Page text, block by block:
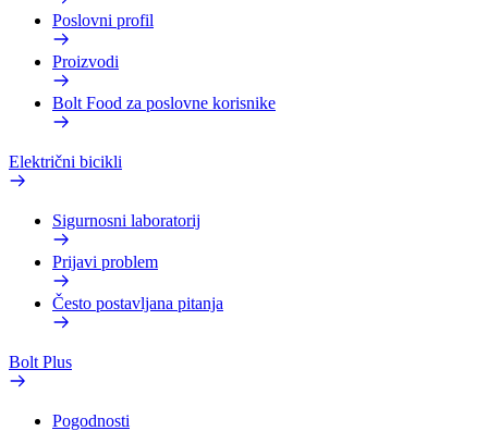
Poslovni profil
Proizvodi
Bolt Food za poslovne korisnike
Električni bicikli
Sigurnosni laboratorij
Prijavi problem
Često postavljana pitanja
Bolt Plus
Pogodnosti